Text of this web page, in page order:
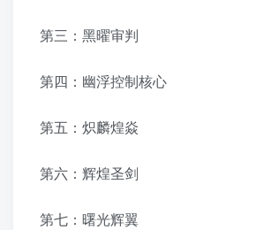
第三：黑曜审判
第四：幽浮控制核心
第五：炽麟煌焱
第六：辉煌圣剑
第七：曙光辉翼